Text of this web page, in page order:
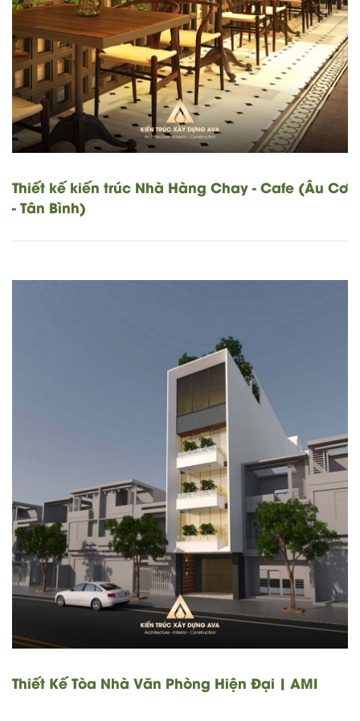
Thiết kế kiến trúc Nhà Hàng Chay - Cafe (Âu Cơ
- Tân Bình)
Thiết Kế Tòa Nhà Văn Phòng Hiện Đại | AMI